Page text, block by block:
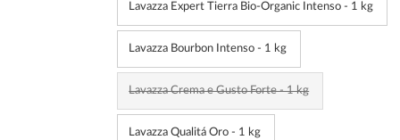
Lavazza Expert Tierra Bio-Organic Intenso - 1 kg
Lavazza Bourbon Intenso - 1 kg
Lavazza Crema e Gusto Forte - 1 kg
Lavazza Qualitá Oro - 1 kg